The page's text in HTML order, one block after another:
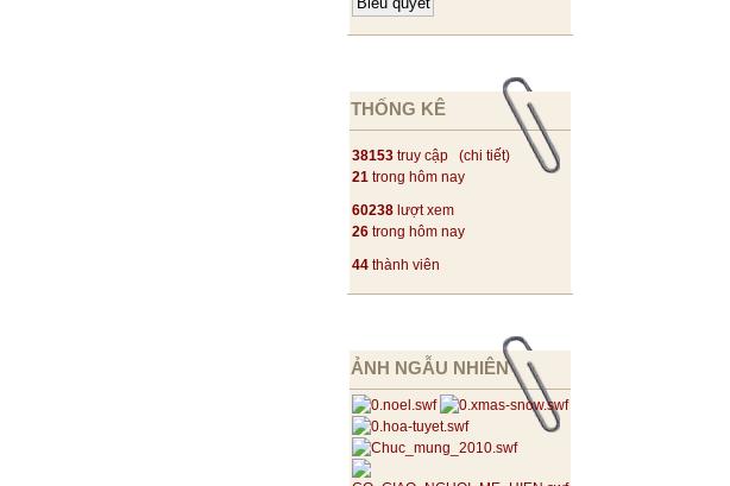
THỐNG KÊ
38153 truy cập (chi tiết)
21 trong hôm nay
60238 lượt xem
26 trong hôm nay
44 thành viên
ẢNH NGẪU NHIÊN